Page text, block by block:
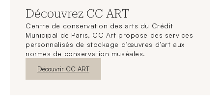
Découvrez CC ART
Centre de conservation des arts du Crédit
Municipal de Paris, CC Art propose des services
personnalisés de stockage d’œuvres d’art aux
normes de conservation muséales.
Nouvelle fenêtre
Découvrir CC ART